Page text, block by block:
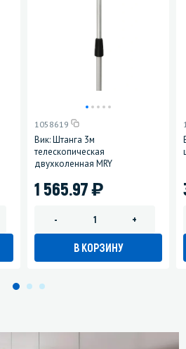
1058619
Вик: Штанга 3м
телескопическая
двухколенная MRY
1 565.97)
- +
В КОРЗИНУ